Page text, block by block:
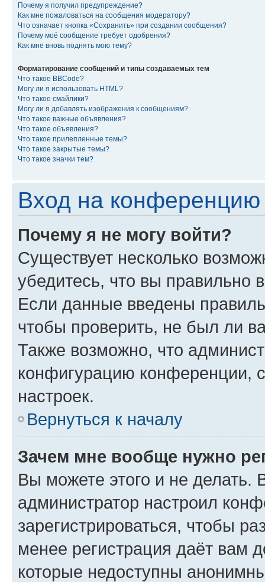
Почему я получил предупреждение?
Как мне пожаловаться на сообщения модератору?
Что означает кнопка «Сохранить» при создании сообщения?
Почему моё сообщение требует одобрения?
Как мне вновь поднять мою тему?
Форматирование сообщений и типы создаваемых тем
Что такое BBCode?
Могу ли я использовать HTML?
Что такое смайлики?
Могу ли я добавлять изображения к сообщениям?
Что такое важные объявления?
Что такое объявления?
Что такое прилепленные темы?
Что такое закрытые темы?
Что такое значки тем?
Вход на конференцию
Почему я не могу войти?
Существует несколько
убедитесь, что вы правильно
Если данные введены
чтобы проверить, не был ли
Также возможно, что
конфигурацию конференции,
настроек.
Вернуться к началу
Зачем мне вообще нужно
Вы можете этого и не делать.
администратор настроил
зарегистрироваться, чтобы
менее регистрация даёт вам
которые недоступны